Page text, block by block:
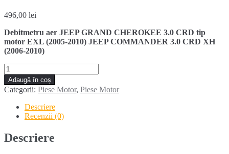
496,00 lei
Debitmetru aer JEEP GRAND CHEROKEE 3.0 CRD tip
motor EXL (2005-2010) JEEP COMMANDER 3.0 CRD XH
(2006-2010)
Cantitate
Debitmetru
aer
JEEP
GRAND
CHEROKEE
CRD
Adaugă în coș
Categorii: Piese Motor, Piese Motor
Descriere
Recenzii (0)
Descriere